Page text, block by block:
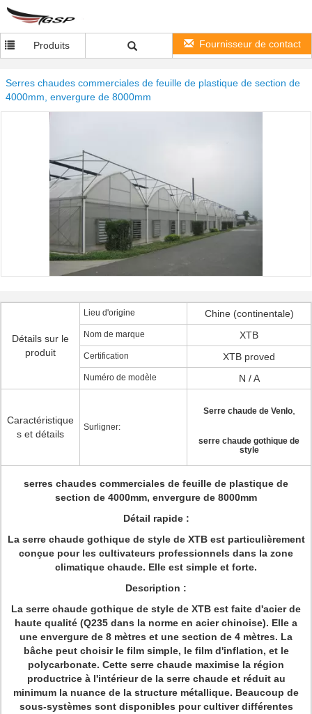
Produits Fournisseur de contact
Serres chaudes commerciales de feuille de plastique de section de
4000mm, envergure de 8000mm
Détails sur le
produit
Lieu d'origine Chine (continentale)
Nom de marque XTB
Certification XTB proved
Numéro de modèle N / A
Caractéristique
s et détails
Surligner:
Serre chaude de Venlo,
serre chaude gothique de
style
serres chaudes commerciales de feuille de plastique de
section de 4000mm, envergure de 8000mm
Détail rapide :
La serre chaude gothique de style de XTB est particulièrement
conçue pour les cultivateurs professionnels dans la zone
climatique chaude. Elle est simple et forte.
Description :
La serre chaude gothique de style de XTB est faite d'acier de
haute qualité (Q235 dans la norme en acier chinoise). Elle a
une envergure de 8 mètres et une section de 4 mètres. La
bâche peut choisir le film simple, le film d'inflation, et le
polycarbonate. Cette serre chaude maximise la région
productrice à l'intérieur de la serre chaude et réduit au
minimum la nuance de la structure métallique. Beaucoup de
sous-systèmes sont disponibles pour cultiver différentes